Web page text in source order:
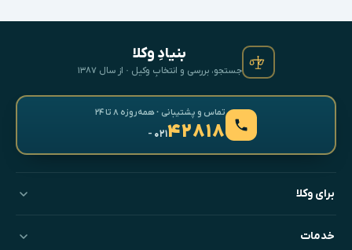
بنیادِ وکلا
جستجو، بررسی و انتخابِ وکیل · از سال ۱۳۸۷
تماس و پشتیبانی · همه‌روزه ۸ تا ۲۴
۴۲۸۱۸- ۰۲۱
برای وکلا
خدمات